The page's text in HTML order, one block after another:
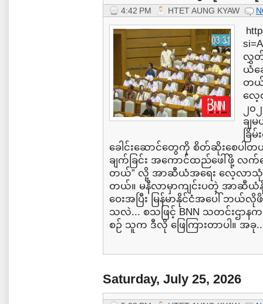
4:42 PM HTET AUNG KYAW
လွှတ်
ယံခ
တယ်
လေ့
၂
ချ
ခြိ
ခေါင်းဆောင်တွေကို စိတ်ဆိုးစေပါတ
ချက်ခြင်း အကောင်ထည်ဖေါ်ဖို့ လက်
တယ်” လို့ အာဆီယံအရေး လေ့လာသုံးသ
တယ်။ မနီလာမှာကျင်းပတဲ့ အာဆီယံနိုင်
ဝေးအပြီး မြန်မာနိုင်ငံအပေါ် ဘယ်
သလဲ... စသဖြင့် BNN သတင်းဌာနက
စဉ် သူက ဒီလို ဖြေကြားတာပါ။ အခု
Saturday, July 25, 2026